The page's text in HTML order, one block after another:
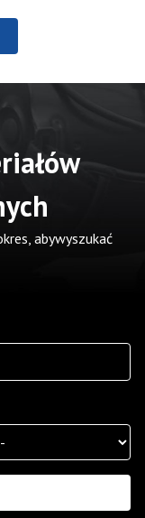
abywyszukać